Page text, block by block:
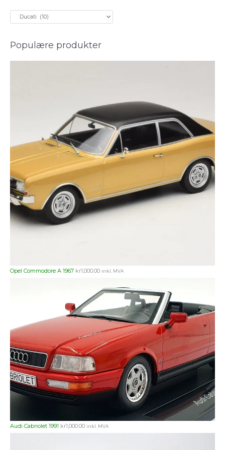
t
Populære produkter
Opel Commodore A 1967 kr1,000.00 inkl. MVA
Audi Cabriolet 1991 kr1,000.00 inkl. MVA